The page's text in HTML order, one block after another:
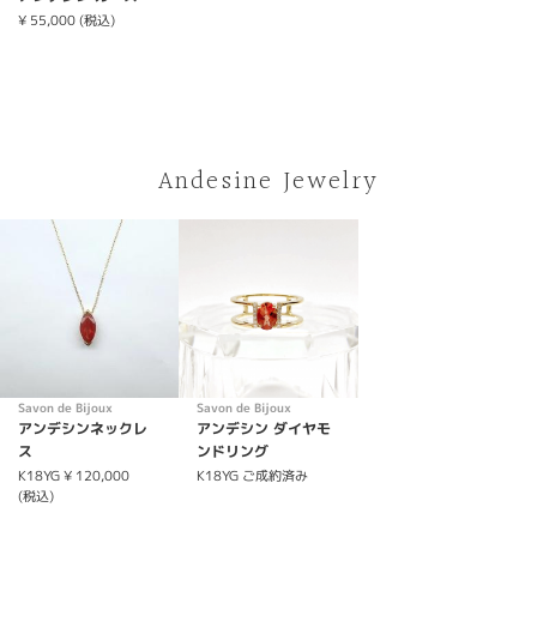
¥ 55,000 (税込)
Andesine Jewelry
Savon de Bijoux
アンデシンネックレ
ス
K18YG¥ 120,000
(税込)
Savon de Bijoux
アンデシン ダイヤモ
ンドリング
K18YG ご成約済み